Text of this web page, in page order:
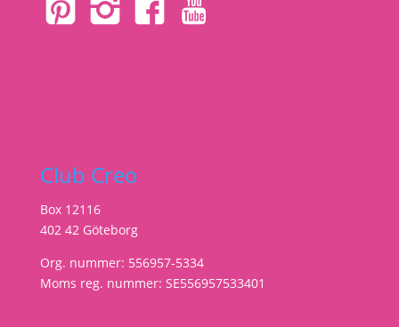
Club Creo
Box 12116
402 42 Göteborg
Org. nummer: 556957-5334
Moms reg. nummer: SE556957533401